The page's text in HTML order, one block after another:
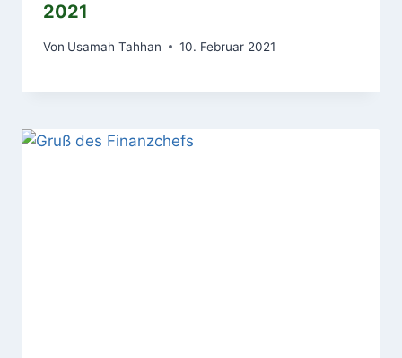
2021
Von Usamah Tahhan 10. Februar 2021